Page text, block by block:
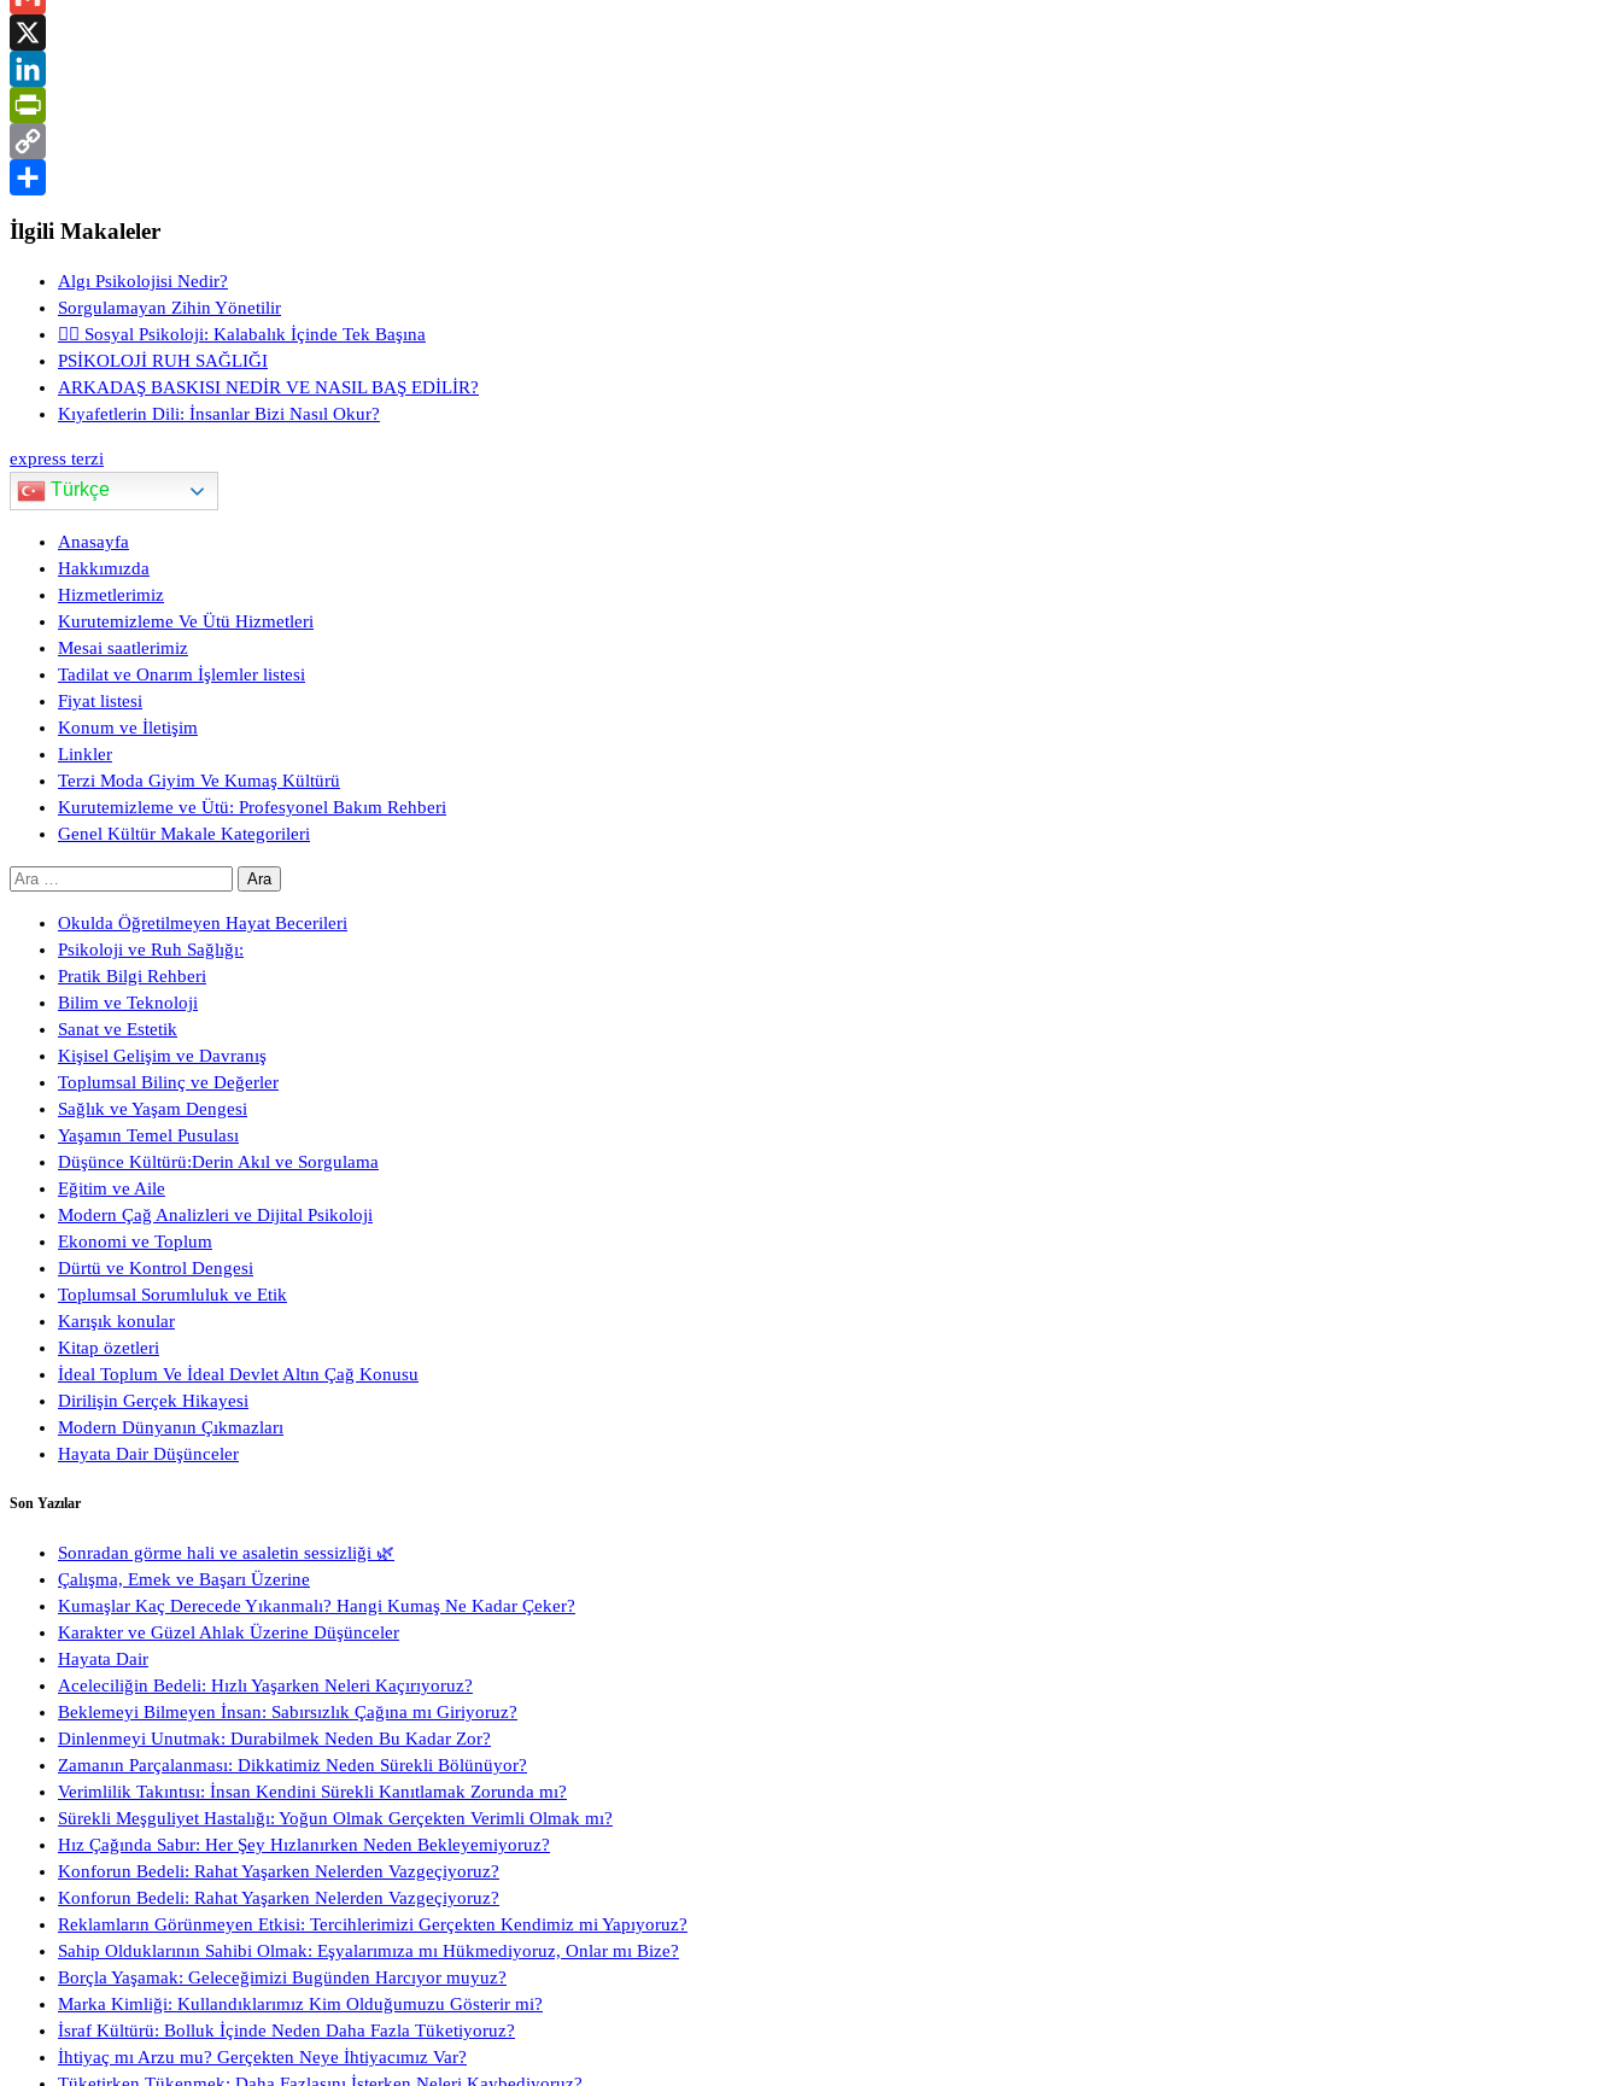
Gmail
X
LinkedIn
PrintFriendly
Copy
İlgili Makaleler
Algı Psikolojisi Nedir?
Sorgulamayan Zihin Yönetilir
🧍‍♂️ Sosyal Psikoloji: Kalabalık İçinde Tek Başına
PSİKOLOJİ RUH SAĞLIĞI
ARKADAŞ BASKISI NEDİR VE NASIL BAŞ EDİLİR?
Kıyafetlerin Dili: İnsanlar Bizi Nasıl Okur?
express terzi
Türkçe
Anasayfa
Hakkımızda
Hizmetlerimiz
Kurutemizleme Ve Ütü Hizmetleri
Mesai saatlerimiz
Tadilat ve Onarım İşlemler listesi
Fiyat listesi
Konum ve İletişim
Linkler
Terzi Moda Giyim Ve Kumaş Kültürü
Kurutemizleme ve Ütü: Profesyonel Bakım Rehberi
Genel Kültür Makale Kategorileri
Arama:
Okulda Öğretilmeyen Hayat Becerileri
Psikoloji ve Ruh Sağlığı:
Pratik Bilgi Rehberi
Bilim ve Teknoloji
Sanat ve Estetik
Kişisel Gelişim ve Davranış
Toplumsal Bilinç ve Değerler
Sağlık ve Yaşam Dengesi
Yaşamın Temel Pusulası
Düşünce Kültürü:Derin Akıl ve Sorgulama
Eğitim ve Aile
Modern Çağ Analizleri ve Dijital Psikoloji
Ekonomi ve Toplum
Dürtü ve Kontrol Dengesi
Toplumsal Sorumluluk ve Etik
Karışık konular
Kitap özetleri
İdeal Toplum Ve İdeal Devlet Altın Çağ Konusu
Dirilişin Gerçek Hikayesi
Modern Dünyanın Çıkmazları
Hayata Dair Düşünceler
Son Yazılar
Sonradan görme hali ve asaletin sessizliği 🌿
Çalışma, Emek ve Başarı Üzerine
Kumaşlar Kaç Derecede Yıkanmalı? Hangi Kumaş Ne Kadar Çeker?
Karakter ve Güzel Ahlak Üzerine Düşünceler
Hayata Dair
Aceleciliğin Bedeli: Hızlı Yaşarken Neleri Kaçırıyoruz?
Beklemeyi Bilmeyen İnsan: Sabırsızlık Çağına mı Giriyoruz?
Dinlenmeyi Unutmak: Durabilmek Neden Bu Kadar Zor?
Zamanın Parçalanması: Dikkatimiz Neden Sürekli Bölünüyor?
Verimlilik Takıntısı: İnsan Kendini Sürekli Kanıtlamak Zorunda mı?
Sürekli Meşguliyet Hastalığı: Yoğun Olmak Gerçekten Verimli Olmak mı?
Hız Çağında Sabır: Her Şey Hızlanırken Neden Bekleyemiyoruz?
Konforun Bedeli: Rahat Yaşarken Nelerden Vazgeçiyoruz?
Konforun Bedeli: Rahat Yaşarken Nelerden Vazgeçiyoruz?
Reklamların Görünmeyen Etkisi: Tercihlerimizi Gerçekten Kendimiz mi Yapıyoruz?
Sahip Olduklarının Sahibi Olmak: Eşyalarımıza mı Hükmediyoruz, Onlar mı Bize?
Borçla Yaşamak: Geleceğimizi Bugünden Harcıyor muyuz?
Marka Kimliği: Kullandıklarımız Kim Olduğumuzu Gösterir mi?
İsraf Kültürü: Bolluk İçinde Neden Daha Fazla Tüketiyoruz?
İhtiyaç mı Arzu mu? Gerçekten Neye İhtiyacımız Var?